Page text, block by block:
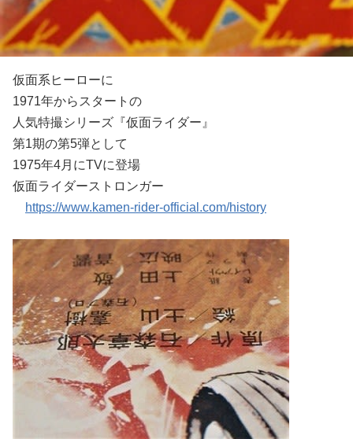
仮面系ヒーローに
1971年からスタートの
人気特撮シリーズ『仮面ライダー』
第1期の第5弾として
1975年4月にTVに登場
仮面ライダーストロンガー
https://www.kamen-rider-official.com/history